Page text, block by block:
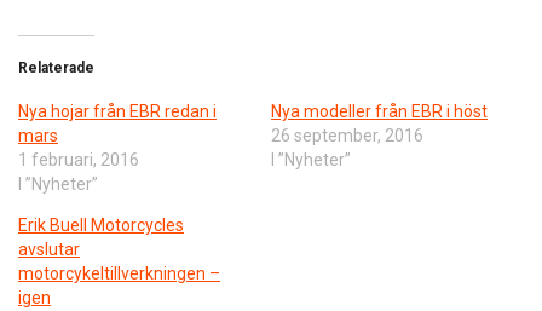
Relaterade
Nya hojar från EBR redan i
mars
1 februari, 2016
I ”Nyheter”
Nya modeller från EBR i höst
26 september, 2016
I ”Nyheter”
Erik Buell Motorcycles
avslutar
motorcykeltillverkningen –
igen